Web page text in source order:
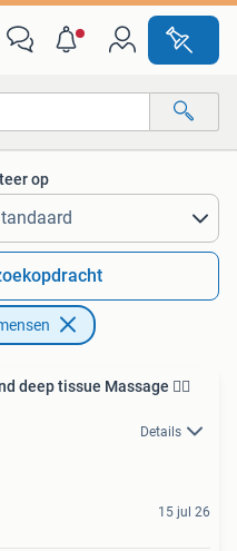
op
deep tissue Massage 💆‍♂️
Details
15 jul 26